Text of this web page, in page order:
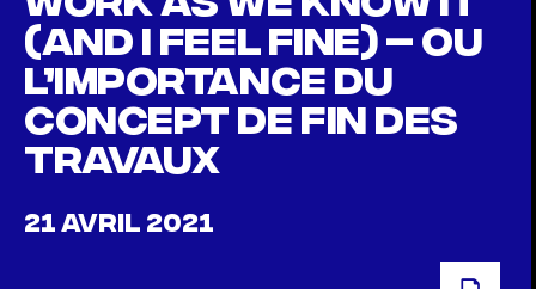
(and I feel fine) – ou
l’importance du
concept de fin des
travaux
21 AVRIL 2021